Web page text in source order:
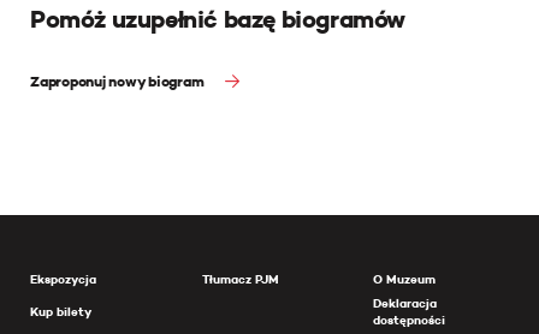
Pomóż uzupełnić bazę biogramów
Zaproponuj nowy biogram
Ekspozycja
Kup bilety
Tłumacz PJM
O Muzeum
Deklaracja
dostępności